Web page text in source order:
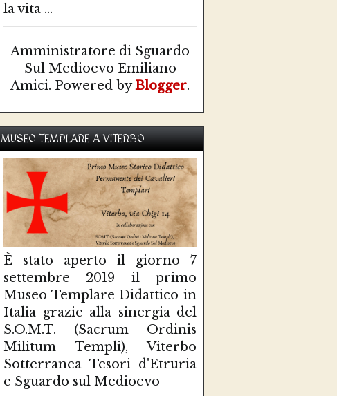
la vita ...
Amministratore di Sguardo
Sul Medioevo Emiliano
Amici. Powered byBlogger.
MUSEO TEMPLARE A VITERBO
È stato aperto il giorno 7
settembre 2019 il primo
Museo Templare Didattico in
Italia grazie alla sinergia del
S.O.M.T. (Sacrum Ordinis
Militum Templi), Viterbo
Sotterranea Tesori d'Etruria
e Sguardo sul Medioevo